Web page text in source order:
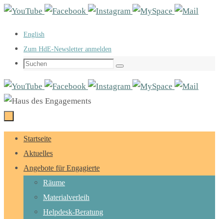
Zum
springen
English
Zum HdE-Newsletter anmelden
Suchen
Suchen
Zum
Inhalt
springen
Startseite
Aktuelles
Angebote für Engagierte
Räume
Materialverleih
Helpdesk-Beratung